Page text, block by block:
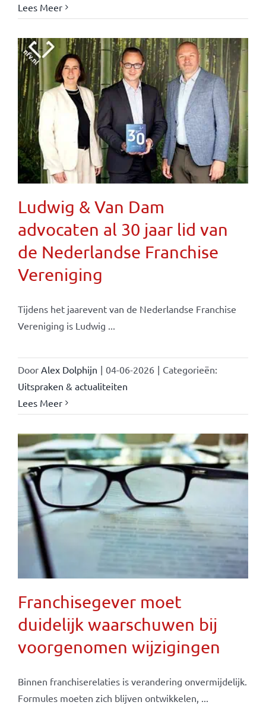
Lees Meer
Ludwig & Van Dam
advocaten al 30 jaar lid van
de Nederlandse Franchise
Vereniging
Tijdens het jaarevent van de Nederlandse Franchise
Vereniging is Ludwig ...
Door Alex Dolphijn | 04-06-2026 | Categorieën:
Uitspraken & actualiteiten
Lees Meer
Franchisegever moet
duidelijk waarschuwen bij
voorgenomen wijzigingen
Binnen franchiserelaties is verandering onvermijdelijk.
Formules moeten zich blijven ontwikkelen, ...